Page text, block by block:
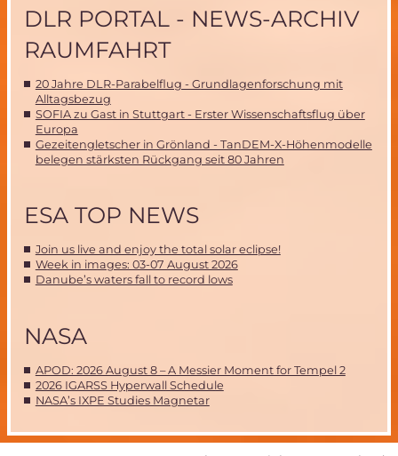
DLR PORTAL - NEWS-ARCHIV
RAUMFAHRT
20 Jahre DLR-Parabelflug - Grundlagenforschung mit
Alltagsbezug
SOFIA zu Gast in Stuttgart - Erster Wissenschaftsflug über
Europa
Gezeitengletscher in Grönland - TanDEM-X-Höhenmodelle
belegen stärksten Rückgang seit 80 Jahren
ESA TOP NEWS
Join us live and enjoy the total solar eclipse!
Week in images: 03-07 August 2026
Danube’s waters fall to record lows
NASA
APOD: 2026 August 8 – A Messier Moment for Tempel 2
2026 IGARSS Hyperwall Schedule
NASA’s IXPE Studies Magnetar